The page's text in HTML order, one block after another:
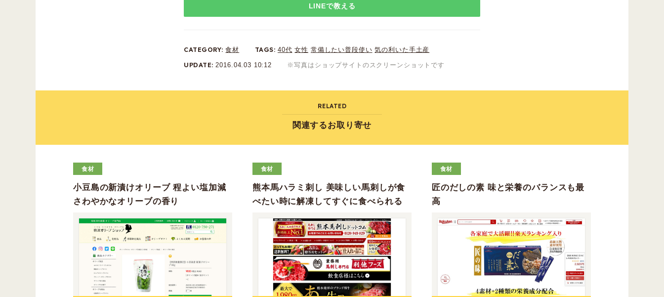
LINEで教える
CATEGORY 食材 TAGS 40代 女性 常備したい普段使い 気の利いた手土産
UPDATE 2016.04.03 10:12 ※写真はショップサイトのスクリーンショットです
RELATED
関連するお取り寄せ
食材
小豆島の新漬けオリーブ 程よい塩加減
さわやかなオリーブの香り
食材
熊本馬ハラミ刺し 美味しい馬刺しが食
べたい時に解凍してすぐに食べられる
食材
匠のだしの素 味と栄養のバランスも最
高